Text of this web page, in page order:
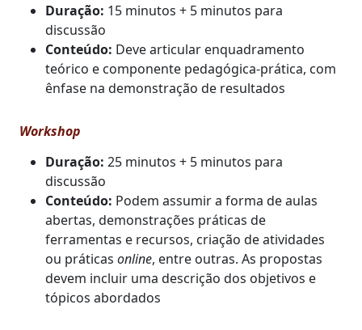
Duração: 15 minutos + 5 minutos para
discussão
Conteúdo: Deve articular enquadramento
teórico e componente pedagógica-prática, com
ênfase na demonstração de resultados
Workshop
Duração: 25 minutos + 5 minutos para
discussão
Conteúdo: Podem assumir a forma de aulas
abertas, demonstrações práticas de
ferramentas e recursos, criação de atividades
ou práticas online, entre outras. As propostas
devem incluir uma descrição dos objetivos e
tópicos abordados